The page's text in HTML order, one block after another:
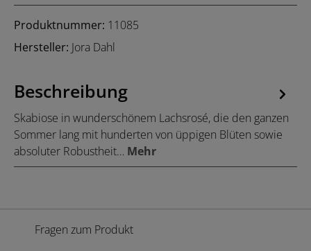
Produktnummer: 11085
Hersteller: Jora Dahl
Beschreibung
Skabiose in wunderschönem Lachsrosé, die den ganzen
Sommer lang mit hunderten von üppigen Blüten sowie
absoluter Robustheit… Mehr
Fragen zum Produkt